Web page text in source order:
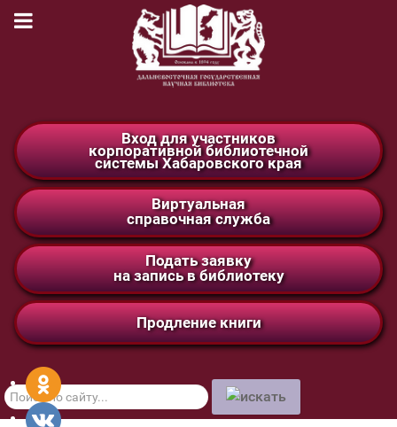
Вход для участников
корпоративной библиотечной
системы Хабаровского края
Виртуальная
справочная служба
Подать заявку
на запись в библиотеку
Продление книги
Поиск
по